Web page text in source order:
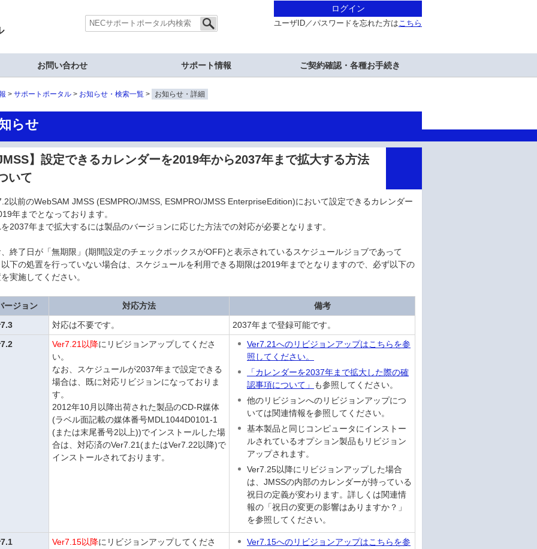
ログイン
ユーザID／パスワードを忘れた方はこちら
お問い合わせ サポート情報 ご契約確認・各種お手続き
サポートポータル お知らせ・検索一覧 お知らせ・詳細
らせ
】設定できるカレンダーを2019年から2037年まで拡大する方法
いて
以前のWebSAM JMSS (ESMPRO/JMSS, ESMPRO/JMSS EnterpriseEdition)において設定できるカレンダー
年までとなっております。
2037年まで拡大するには製品のバージョンに応じた方法での対応が必要となります。
終了日が「無期限」(期間設定のチェックボックスがOFF)と表示されているスケジュールジョブであって
下の処置を行っていない場合は、スケジュールを利用できる期限は2019年までとなりますので、必ず以下の
実施してください。
ージョン 対応方法
備考
対応は不要です。
2037年まで登録可能です。
Ver7.21以降にリビジョンアップしてくださ
い。
なお、スケジュールが2037年まで設定できる
場合は、既に対応リビジョンになっておりま
す。
2012年10月以降出荷された製品のCD-R媒体
(ラベル面記載の媒体番号MDL1044D0101-1
(または末尾番号2以上))でインストールした場
合は、対応済のVer7.21(またはVer7.22以降)で
インストールされております。
Ver7.21へのリビジョンアップはこちらを参
照してください。
「カレンダーを2037年まで拡大した際の確
認事項について」
も参照してください。
他のリビジョンへのリビジョンアップにつ
いては関連情報を参照してください。
基本製品と同じコンピュータにインストー
ルされているオプション製品もリビジョン
アップされます。
Ver7.25以降にリビジョンアップした場合
は、JMSSの内部のカレンダーが持っている
祝日の定義が変わります。詳しくは関連情
報の「祝日の変更の影響はありますか？」
を参照してください。
Ver7.15以降にリビジョンアップしてくださ
Ver7.15へのリビジョンアップはこちらを参